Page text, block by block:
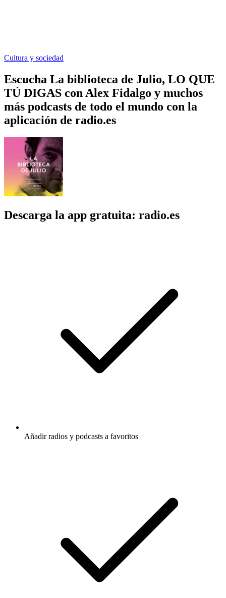
Cultura y sociedad
Escucha La biblioteca de Julio, LO QUE
TÚ DIGAS con Alex Fidalgo y muchos
más podcasts de todo el mundo con la
aplicación de radio.es
Descarga la app gratuita: radio.es
Añadir radios y podcasts a favoritos